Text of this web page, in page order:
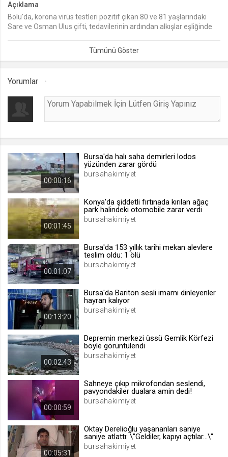
lang
.web.tv
Seçilen dil tercihini tutmak
.web.tv
[hash]
.web.tv
Site içeriği önerme
1 yıl
voteLike*
.web.tv
1 ay
.web.tv
İsimsiz ziyaretçi için site içeriği
Açıklama
Bolu'da, korona virüs testleri pozitif çıkan 80 ve 81 yaşlarındaki
Sare ve Osman Ulus çifti, tedavilerinin ardından alkışlar eşliğinde
Yorumlar
00:00:16
Bursa'da halı saha demirleri lodos
yüzünden zarar gördü
bursahakimiyet
00:01:45
Konya'da şiddetli fırtınada kırılan ağaç
park halindeki otomobile zarar verdi
bursahakimiyet
00:01:07
Bursa'da 153 yıllık tarihi mekan alevlere
teslim oldu: 1 ölü
bursahakimiyet
00:13:20
Bursa'da Bariton sesli imamı dinleyenler
hayran kalıyor
bursahakimiyet
00:02:43
Depremin merkezi üssü Gemlik Körfezi
böyle görüntülendi
bursahakimiyet
00:00:59
Sahneye çıkıp mikrofondan seslendi,
pavyondakiler dualara amin dedi!
bursahakimiyet
00:05:31
Oktay Derelioğlu yaşananları saniye
saniye atlattı: \"Geldiler, kapıyı açtılar...\"
bursahakimiyet